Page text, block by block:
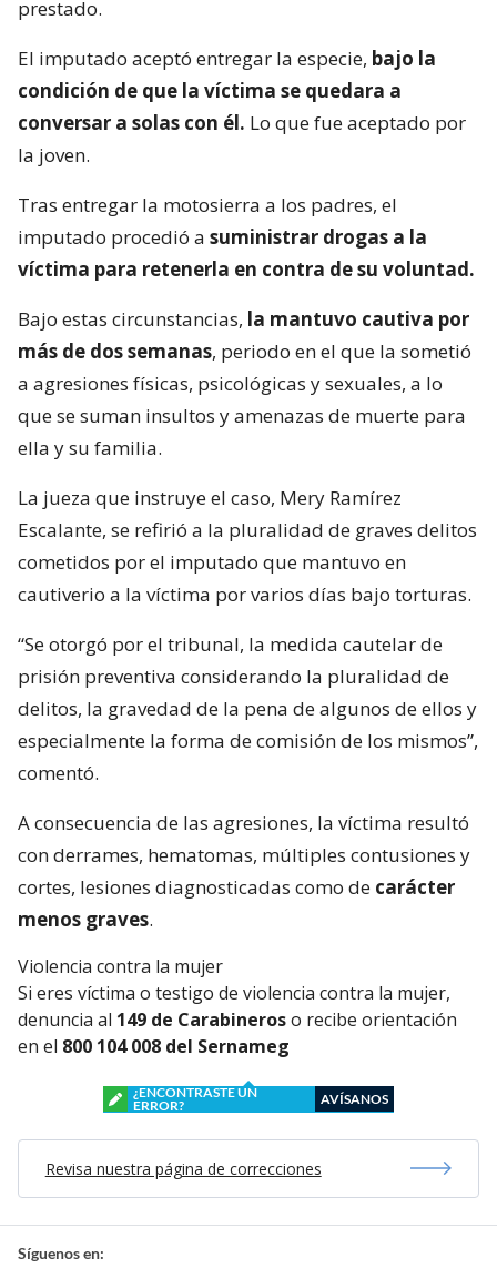
prestado.
El imputado aceptó entregar la especie, bajo la
condición de que la víctima se quedara a
conversar a solas con él. Lo que fue aceptado por
la joven.
Tras entregar la motosierra a los padres, el
imputado procedió a suministrar drogas a la
víctima para retenerla en contra de su voluntad.
Bajo estas circunstancias, la mantuvo cautiva por
más de dos semanas, periodo en el que la sometió
a agresiones físicas, psicológicas y sexuales, a lo
que se suman insultos y amenazas de muerte para
ella y su familia.
La jueza que instruye el caso, Mery Ramírez
Escalante, se refirió a la pluralidad de graves delitos
cometidos por el imputado que mantuvo en
cautiverio a la víctima por varios días bajo torturas.
“Se otorgó por el tribunal, la medida cautelar de
prisión preventiva considerando la pluralidad de
delitos, la gravedad de la pena de algunos de ellos y
especialmente la forma de comisión de los mismos”,
comentó.
A consecuencia de las agresiones, la víctima resultó
con derrames, hematomas, múltiples contusiones y
cortes, lesiones diagnosticadas como de carácter
menos graves.
Violencia contra la mujer
Si eres víctima o testigo de violencia contra la mujer,
denuncia al 149 de Carabineroso recibe orientación
en el 800 104 008 del Sernameg
¿ENCONTRASTE UN
ERROR?
AVÍSANOS
Revisa nuestra página de correcciones
Síguenos en: